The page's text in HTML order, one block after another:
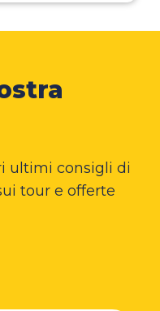
ultimi consigli di
tour e offerte